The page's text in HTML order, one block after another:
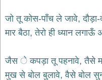
गणेश
भजन
राम
जो तू कोस-पाँच ले जावे,
मार बैठा, तेरो ही ध्यान लगाऊँ
जैस े कपड़ा तू पहनावे,
मुख से बोल बुलावे, वैसे बोल